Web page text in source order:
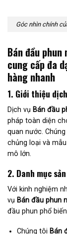
Góc nhìn chính
Bán đầu
cung cấp đa
hàng nhanh
1. Giới thiệu
Dịch vụ Bán đầu
pháp toàn diện
quan nước.
chủng loại và
mô lớn.
2. Danh mục
Với kinh nghiệm
vụ Bán đầu phun
đầu phun phổ
Chúng tôi Bán